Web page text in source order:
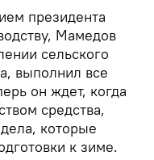
президента
Мамедов
сельского
выполнил все
он ждет, когда
средства,
которые
к зиме.